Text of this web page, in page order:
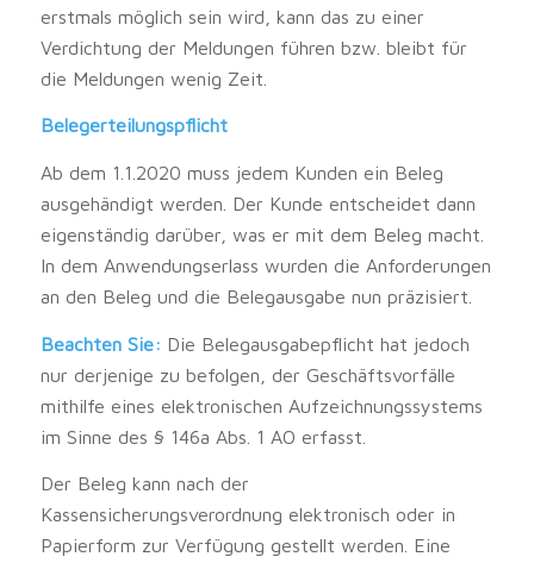
erstmals möglich sein wird, kann das zu einer
Verdichtung der Meldungen führen bzw. bleibt für
die Meldungen wenig Zeit.
Belegerteilungspflicht
Ab dem 1.1.2020 muss jedem Kunden ein Beleg
ausgehändigt werden. Der Kunde entscheidet dann
eigenständig darüber, was er mit dem Beleg macht.
In dem Anwendungserlass wurden die Anforderungen
an den Beleg und die Belegausgabe nun präzisiert.
Beachten Sie: Die Belegausgabepflicht hat jedoch
nur derjenige zu befolgen, der Geschäftsvorfälle
mithilfe eines elektronischen Aufzeichnungssystems
im Sinne des § 146a Abs. 1 AO erfasst.
Der Beleg kann nach der
Kassensicherungsverordnung elektronisch oder in
Papierform zur Verfügung gestellt werden. Eine